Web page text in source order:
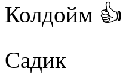
Колдойм 👍
Садик